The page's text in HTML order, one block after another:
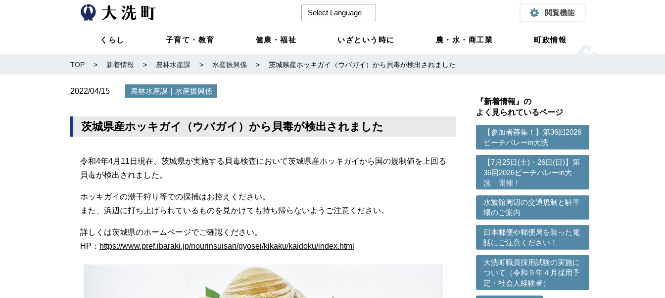
閲覧機能
くらし 子育て・教育 健康・福祉 いざという時に 農・水・商工業 町政情報
TOP > 新着情報 > 農林水産課 > 水産振興係 > 茨城県産ホッキガイ（ウバガイ）から貝毒が検出されました
2022/04/15 農林水産課 ｜ 水産振興係
茨城県産ホッキガイ（ウバガイ）から貝毒が検出されました
令和4年4月11日現在、茨城県が実施する貝毒検査において茨城県産ホッキガイから国の規制値を上回る
貝毒が検出されました。
ホッキガイの潮干狩り等での採捕はお控えください。
また、浜辺に打ち上げられているものを見かけても持ち帰らないようご注意ください。
詳しくは茨城県のホームページでご確認ください。
HP： https://www.pref.ibaraki.jp/nourinsuisan/gyosei/kikaku/kaidoku/index.html
『新着情報』の
よく見られているページ
【参加者募集！】第36回2026
ビーチバレーin大洗
【7月25日(土)・26日(日)】第
36回2026ビーチバレーin大
洗 開催！
水族館周辺の交通規制と駐車
場のご案内
日本郵便や郵便局を装った電
話にご注意ください！
大洗町職員採用試験の実施に
ついて（令和９年４月採用予
定・社会人経験者）